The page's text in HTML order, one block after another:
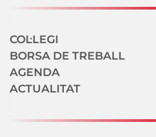
Navegació secundaria
COL·LEGI
BORSA DE TREBALL
AGENDA
ACTUALITAT